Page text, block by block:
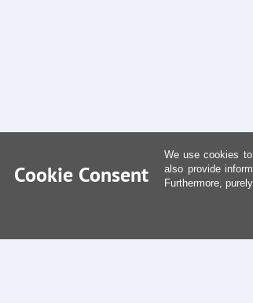
Cookie Consent
We use cookies
also provide
Furthermore,